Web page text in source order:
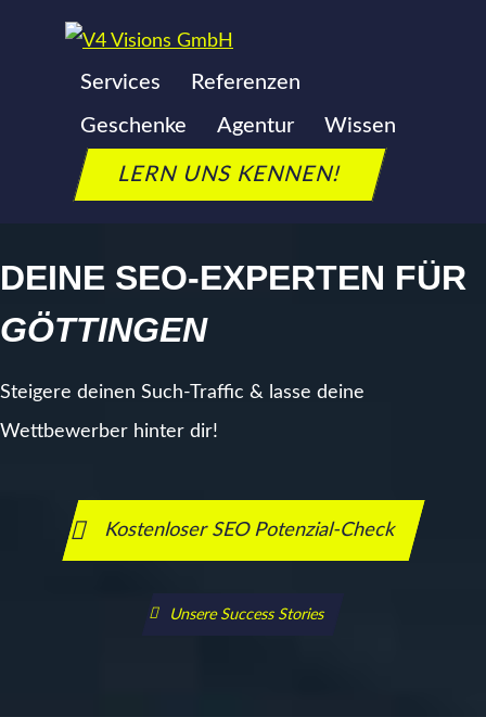
Services
Referenzen
Geschenke
Agentur Wissen
LERN UNS KENNEN!
SEO AGENTUR
GÖTTINGEN
DEINE SEO-EXPERTEN FÜR
GÖTTINGEN
Steigere deinen Such-Traffic & lasse deine
Wettbewerber hinter dir!
Kostenloser SEO Potenzial-Check
Unsere Success Stories